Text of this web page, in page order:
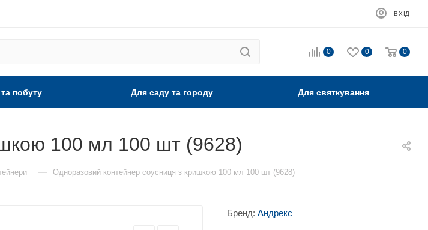
ВХІД
0 0 0
побуту Для саду та городу Для святкування
100 мл 100 шт (9628)
— Одноразовий контейнер соусниця з кришкою 100 мл 100 шт (9628)
Бренд: Андрекс